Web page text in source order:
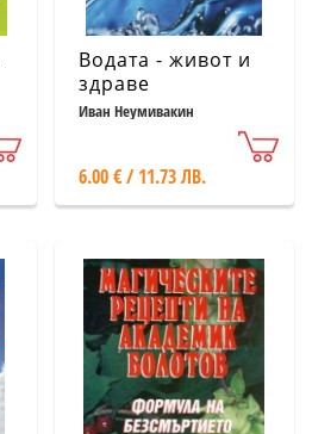
Водата - живот и
здраве
Иван Неумивакин
6.00 € / 11.73 ЛВ.